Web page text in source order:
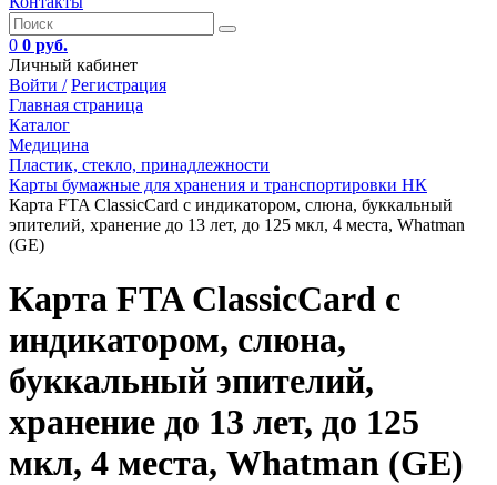
0 0 руб.
Личный кабинет
Войти / Регистрация
Главная страница
Каталог
Медицина
Пластик, стекло, принадлежности
Карты бумажные для хранения и транспортировки НК
Карта FTA ClassicCard с индикатором, слюна, буккальный
эпителий, хранение до 13 лет, до 125 мкл, 4 места, Whatman
(GE)
Карта FTA ClassicCard с
индикатором, слюна,
буккальный эпителий,
хранение до 13 лет, до 125
мкл, 4 места, Whatman (GE)